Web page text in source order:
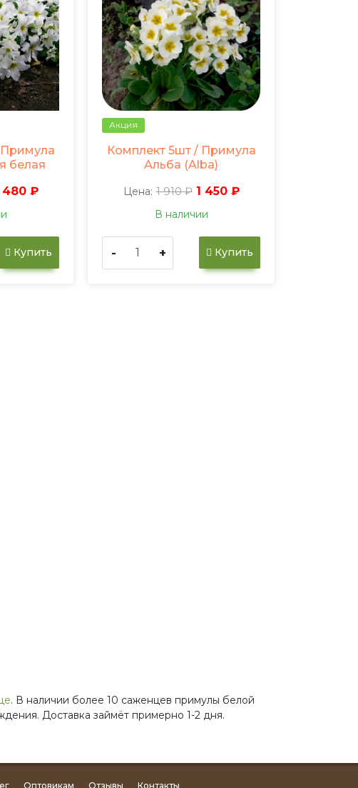
белая
480 ₽
Купить
Акция
Комплект 5шт / Примула
Альба (Alba)
Цена: 1 910 ₽ 1 450 ₽
В наличии
- + Купить
. В наличии более 10 саженцев примулы белой
Доставка займёт примерно 1-2 дня.
Оптовикам Отзывы Контакты